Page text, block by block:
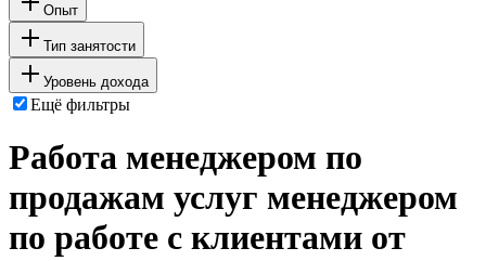
Опыт
Тип занятости
Уровень дохода
Ещё фильтры
Работа менеджером по
продажам услуг менеджером
по работе с клиентами от